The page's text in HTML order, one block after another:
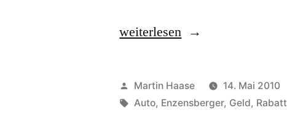
„Umweltprämie“
weiterlesen
Veröffentlicht
von
Martin Haase 14. Mai 2010
Schlagwörter:
Auto, Enzensberger, Geld, Rabatt